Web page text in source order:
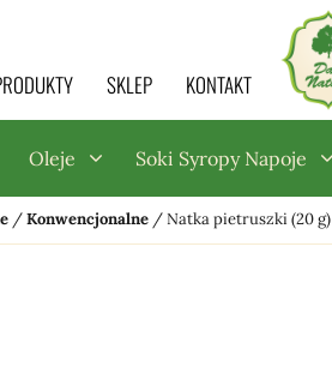
SKLEP KONTAKT
Oleje Soki Syropy Napoje
/Konwencjonalne /Natka pietruszki (20 g)